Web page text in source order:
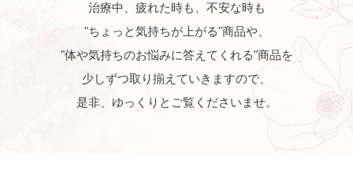
治療中、疲れた時も、不安な時も
"ちょっと気持ちが上がる"商品や、
"体や気持ちのお悩みに答えてくれる"商品を
少しずつ取り揃えていきますので、
是非、ゆっくりとご覧くださいませ。